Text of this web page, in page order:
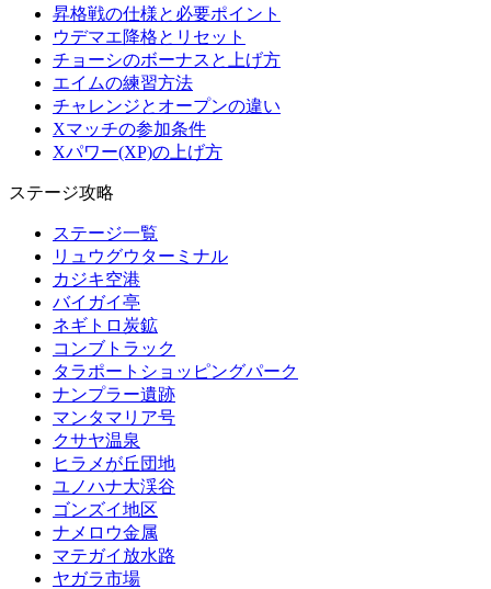
昇格戦の仕様と必要ポイント
ウデマエ降格とリセット
チョーシのボーナスと上げ方
エイムの練習方法
チャレンジとオープンの違い
Xマッチの参加条件
Xパワー(XP)の上げ方
ステージ攻略
ステージ一覧
リュウグウターミナル
カジキ空港
バイガイ亭
ネギトロ炭鉱
コンブトラック
タラポートショッピングパーク
ナンプラー遺跡
マンタマリア号
クサヤ温泉
ヒラメが丘団地
ユノハナ大渓谷
ゴンズイ地区
ナメロウ金属
マテガイ放水路
ヤガラ市場